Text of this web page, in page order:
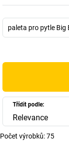
paleta pro pytle Big
Třídit podle:
Relevance
Počet výrobků:75